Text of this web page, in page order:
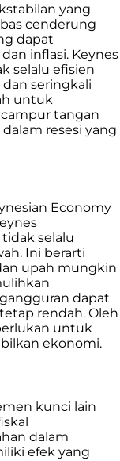
yang
cenderung
dapat
inflasi. Keynes
selalu efisien
seringkali
untuk
tangan
resesi yang
Economy
selalu
Ini berarti
upah mungkin
dapat
rendah. Oleh
untuk
ekonomi.
kunci lain
dalam
efek yang